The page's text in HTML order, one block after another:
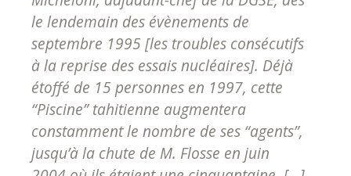
le lendemain des évènements de
septembre 1995 [les troubles consécutifs
à la reprise des essais nucléaires]. Déjà
étoffé de 15 personnes en 1997, cette
“Piscine” tahitienne augmentera
constamment le nombre de ses “agents”,
jusqu’à la chute de M. Flosse en juin